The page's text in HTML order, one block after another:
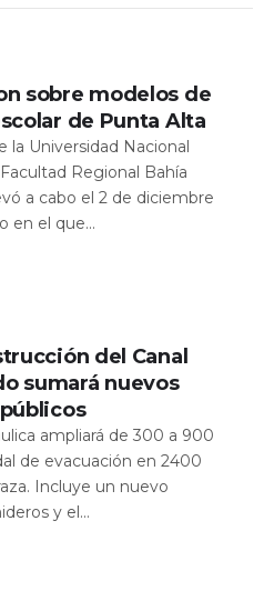
sobre modelos de
de Punta Alta
la Universidad Nacional
Regional Bahía
a cabo el 2 de diciembre
en el que...
del Canal
sumará nuevos
ampliará de 300 a 900
de evacuación en 2400
Incluye un nuevo
y el...